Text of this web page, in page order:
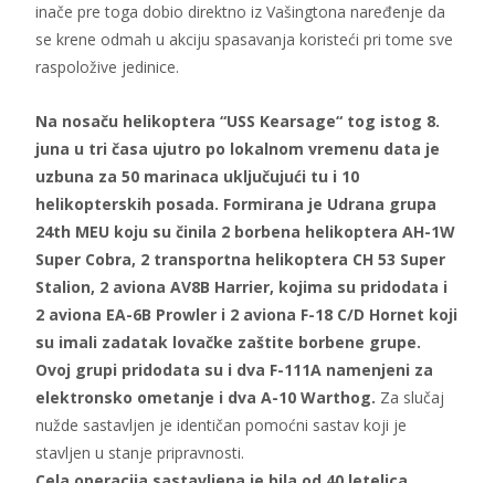
inače pre toga dobio direktno iz Vašingtona naređenje da
se krene odmah u akciju spasavanja koristeći pri tome sve
raspoložive jedinice.
Na nosaču helikoptera “USS Kearsage“ tog istog 8.
juna u tri časa ujutro po lokalnom vremenu data je
uzbuna za 50 marinaca uključujući tu i 10
helikopterskih posada. Formirana je Udrana grupa
24th MEU koju su činila 2 borbena helikoptera AH-1W
Super Cobra, 2 transportna helikoptera CH 53 Super
Stalion, 2 aviona AV8B Harrier, kojima su pridodata i
2 aviona EA-6B Prowler i 2 aviona F-18 C/D Hornet koji
su imali zadatak lovačke zaštite borbene grupe.
Ovoj grupi pridodata su i dva F-111A namenjeni za
elektronsko ometanje i dva A-10 Warthog. Za slučaj
nužde sastavljen je identičan pomoćni sastav koji je
stavljen u stanje pripravnosti.